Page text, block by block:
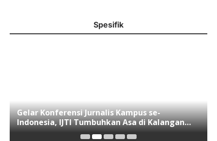
Spesifik
Gelar Konferensi Jurnalis Kampus se-
Indonesia, IJTI Tumbuhkan Asa di Kalangan
Jurnalis Muda di Era Disruspi Digital